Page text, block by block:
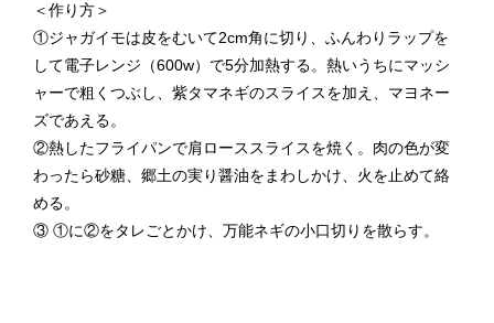
＜作り方＞
①ジャガイモは皮をむいて2cm角に切り、ふんわりラップを
して電子レンジ（600w）で5分加熱する。熱いうちにマッシ
ャーで粗くつぶし、紫タマネギのスライスを加え、マヨネー
ズであえる。
②熱したフライパンで肩ローススライスを焼く。肉の色が変
わったら砂糖、郷土の実り醤油をまわしかけ、火を止めて絡
める。
③ ①に②をタレごとかけ、万能ネギの小口切りを散らす。